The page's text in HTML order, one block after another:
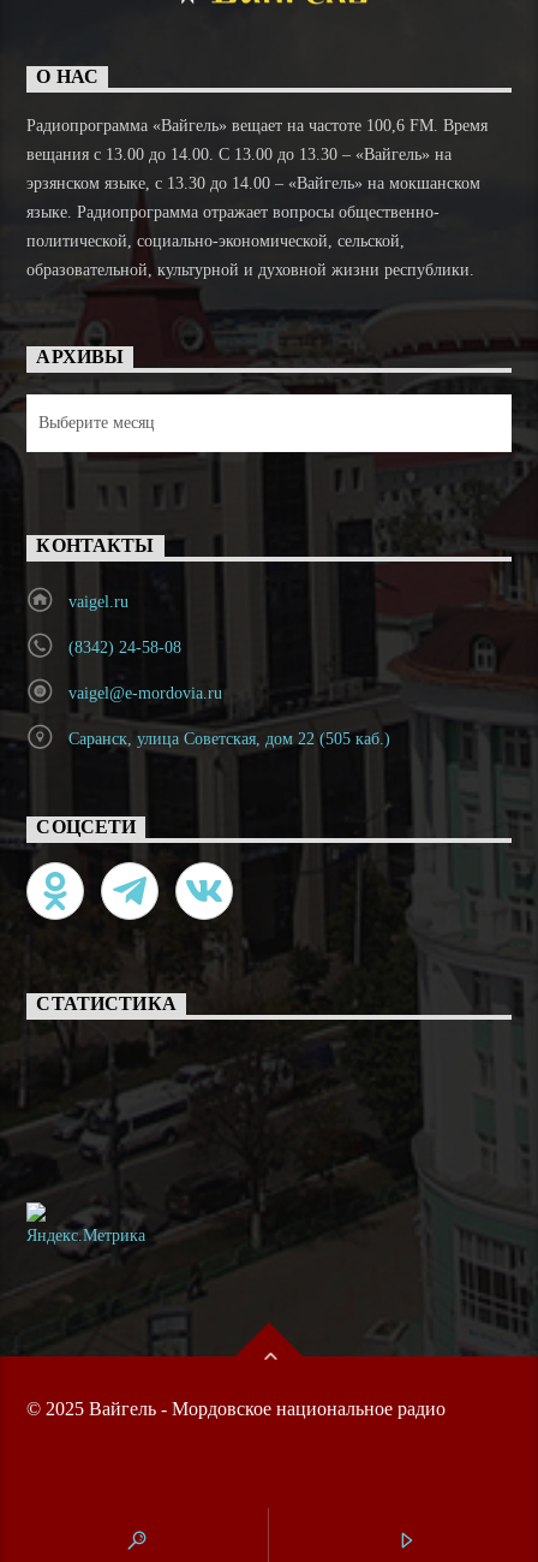
О НАС
Радиопрограмма «Вайгель» вещает на частоте 100,6 FM. Время
вещания с 13.00 до 14.00. C 13.00 до 13.30 – «Вайгель» на
эрзянском языке, с 13.30 до 14.00 – «Вайгель» на мокшанском
языке. Радиопрограмма отражает вопросы общественно-
политической, социально-экономической, сельской,
образовательной, культурной и духовной жизни республики.
АРХИВЫ
КОНТАКТЫ
vaigel.ru
(8342) 24-58-08
vaigel@e-mordovia.ru
Саранск, улица Советская, дом 22 (505 каб.)
СОЦСЕТИ
СТАТИСТИКА
© 2025 Вайгель - Мордовское национальное радио